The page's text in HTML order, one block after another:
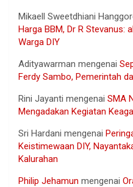
Mikaell Sweetdhiani
Harga BBM, Dr R Stevanus:
Warga DIY
Adityawarman mengenai
Ferdy Sambo, Pemerintah
Rini Jayanti mengenai SMA
Mengadakan Kegiatan
Sri Hardani mengenai
Keistimewaan DIY,
Kalurahan
Philip Jehamun mengenai